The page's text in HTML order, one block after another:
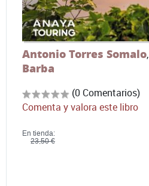
Antonio Torres Somalo,
Barba
(0 Comentarios)
Comenta y valora este libro
En tienda:
23,50 €